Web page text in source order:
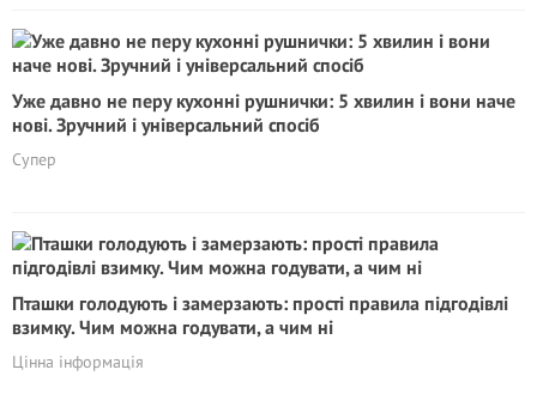
Уже давно не перу кухонні рушнички: 5 хвилин і вони наче
нові. Зручний і універсальний спосіб
Супер
Пташки голодують і замерзають: прості правила підгодівлі
взимку. Чим можна годувати, а чим ні
Цінна інформація